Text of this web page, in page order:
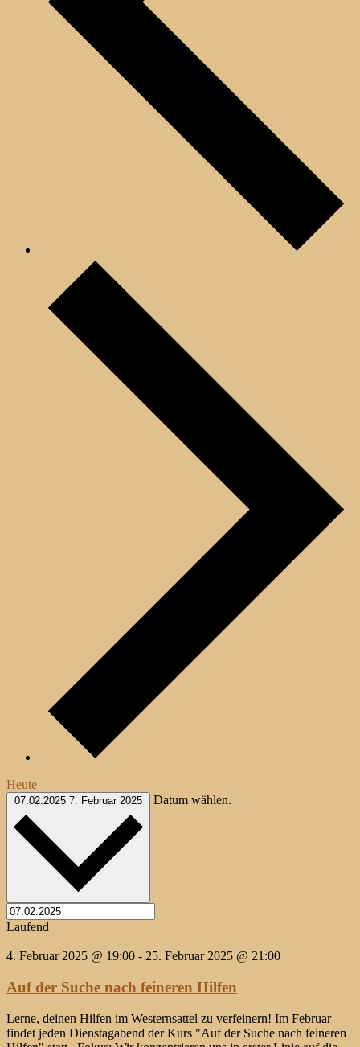
Heute
07.02.2025 7. Februar 2025 Datum wählen.
Laufend
4. Februar 2025 @ 19:00 - 25. Februar 2025 @ 21:00
Auf der Suche nach feineren Hilfen
Lerne, deinen Hilfen im Westernsattel zu verfeinern! Im Februar
findet jeden Dienstagabend der Kurs "Auf der Suche nach feineren